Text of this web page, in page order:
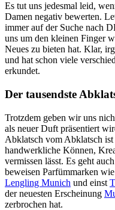
Es tut uns jedesmal leid,
Damen negativ bewerten.
immer auf der Suche nach
uns um den kleinen Finger
Neues zu bieten hat. Klar,
und hat schon viele
erkundet.
Der tausendste
Trotzdem geben wir uns
als neuer Duft präsentiert
Abklatsch vom Abklatsch
handwerkliche Können,
vermissen lässt. Es geht
beweisen Parfümmarken wie
Lengling Munich und einst
der neuesten Erscheinung
zerbrochen hat.